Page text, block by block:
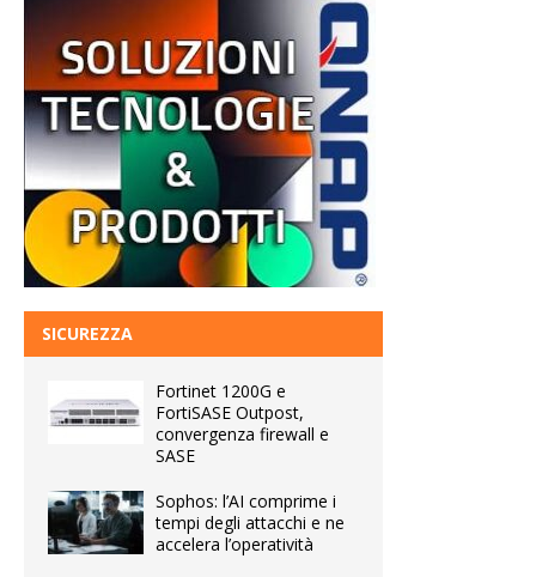
SICUREZZA
Fortinet 1200G e
FortiSASE Outpost,
convergenza firewall e
SASE
Sophos: l’AI comprime i
tempi degli attacchi e ne
accelera l’operatività